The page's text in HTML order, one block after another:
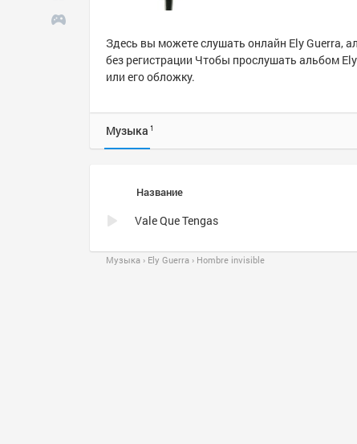
Здесь вы можете слушать онлайн Ely Guerra,
без регистрации Чтобы прослушать альбом
или его обложку.
Музыка 1
Название
Vale Que Tengas
Музыка Ely Guerra Hombre invisible